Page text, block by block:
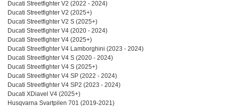
Ducati Streetfighter V2 (2022 - 2024)
Ducati Streetfighter V2 (2025+)
Ducati Streetfighter V2 S (2025+)
Ducati Streetfighter V4 (2020 - 2024)
Ducati Streetfighter V4 (2025+)
Ducati Streetfighter V4 Lamborghini (2023 - 2024)
Ducati Streetfighter V4 S (2020 - 2024)
Ducati Streetfighter V4 S (2025+)
Ducati Streetfighter V4 SP (2022 - 2024)
Ducati Streetfighter V4 SP2 (2023 - 2024)
Ducati XDiavel V4 (2025+)
Husqvarna Svartpilen 701 (2019-2021)